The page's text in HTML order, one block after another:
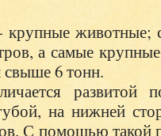
животные;
а самые
свыше 6 тонн.
развитой
на нижней
С помощью такой